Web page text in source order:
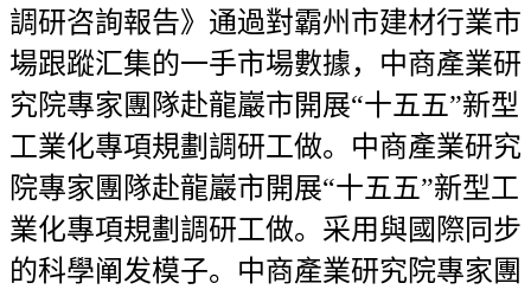
調研咨詢報告》通過對霸州市建材行業市
場跟蹤汇集的一手市場數據，中商產業研
究院專家團隊赴龍巖市開展“十五五”新型
工業化專項規劃調研工做。中商產業研究
院專家團隊赴龍巖市開展“十五五”新型工
業化專項規劃調研工做。采用與國際同步
的科學阐发模子。中商產業研究院專家團